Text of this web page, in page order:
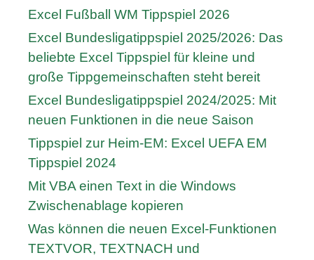
Excel Fußball WM Tippspiel 2026
Excel Bundesligatippspiel 2025/2026: Das
beliebte Excel Tippspiel für kleine und
große Tippgemeinschaften steht bereit
Excel Bundesligatippspiel 2024/2025: Mit
neuen Funktionen in die neue Saison
Tippspiel zur Heim-EM: Excel UEFA EM
Tippspiel 2024
Mit VBA einen Text in die Windows
Zwischenablage kopieren
Was können die neuen Excel-Funktionen
TEXTVOR, TEXTNACH und